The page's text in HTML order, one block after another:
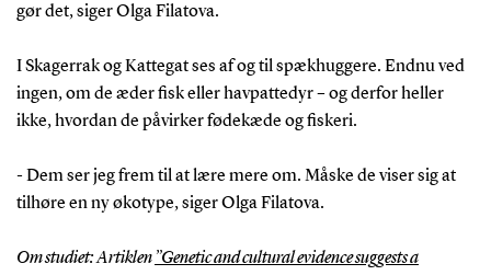
tilsyneladende mest af sæler.
Tpe C: Den mindste. Lever i større grupper end
de andre. Lever tilsyneladende mest af
antarktiske isfisk.
Type D: Færdes mellem 40. og 60. sydlige
breddegrad. Er dårligt undersøgte.
gør det, siger Olga Filatova.
I Skagerrak og Kattegat ses af og til spækhuggere. Endnu ved
ingen, om de æder fisk eller havpattedyr – og derfor heller
ikke, hvordan de påvirker fødekæde og fiskeri.
- Dem ser jeg frem til at lære mere om. Måske de viser sig at
tilhøre en ny økotype, siger Olga Filatova.
Om studiet: Artiklen ”Genetic and cultural evidence suggests a